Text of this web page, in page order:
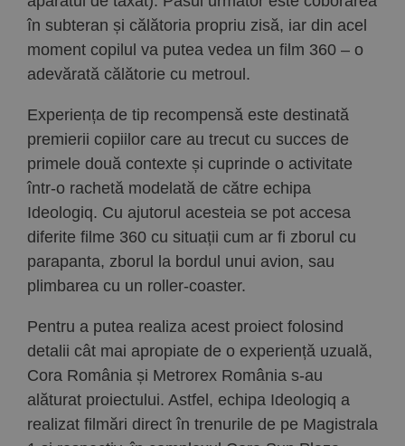
în subteran și călătoria propriu zisă, iar din acel
moment copilul va putea vedea un film 360 – o
adevărată călătorie cu metroul.
Experiența de tip recompensă este destinată
premierii copiilor care au trecut cu succes de
primele două contexte și cuprinde o activitate
într-o rachetă modelată de către echipa
Ideologiq. Cu ajutorul acesteia se pot accesa
diferite filme 360 cu situații cum ar fi zborul cu
parapanta, zborul la bordul unui avion, sau
plimbarea cu un roller-coaster.
Pentru a putea realiza acest proiect folosind
detalii cât mai apropiate de o experiență uzuală,
Cora România și Metrorex România s-au
alăturat proiectului. Astfel, echipa Ideologiq a
realizat filmări direct în trenurile de pe Magistrala